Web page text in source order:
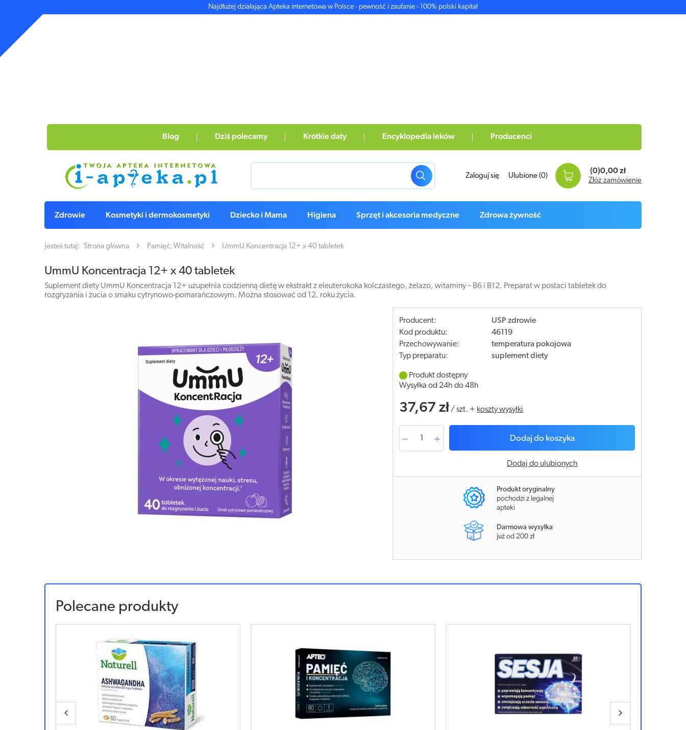
Najdłużej działająca Apteka internetowa w Polsce - pewność i zaufanie - 100% polski kapitał
Blog Dziś polecamy Krótkie daty Encyklopedia leków Producenci
Zaloguj się Ulubione (0)
(0)0,00 zł
Złóż zamówienie
Zdrowie Kosmetyki i dermokosmetyki Dziecko i Mama Higiena Sprzęt i akcesoria medyczne Zdrowa żywność
Jesteś tutaj: Strona główna Pamięć, Witalność UmmU Koncentracja 12+ x 40 tabletek
UmmU Koncentracja 12+ x 40 tabletek
Suplement diety UmmU Koncentracja 12+ uzupełnia codzienną dietę w ekstrakt z eleuterokoka kolczastego, żelazo, witaminy – B6 i B12. Preparat w postaci tabletek do
rozgryzania i żucia o smaku cytrynowo-pomarańczowym. Można stosować od 12. roku życia.
Producent:
USP zdrowie
Kod produktu:
46119
Przechowywanie:
temperatura pokojowa
Typ preparatu:
suplement diety
Produkt dostępny
Wysyłka od 24h do 48h
37,67 zł /szt. + koszty wysyłki
Dodaj do koszyka
Dodaj do ulubionych
Produkt oryginalny
pochodzi z legalnej
apteki
Darmowa wysyłka
już od 200 zł
Polecane produkty